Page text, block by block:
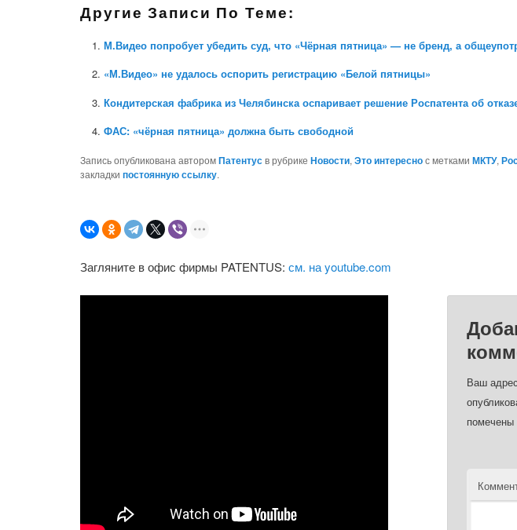
Другие Записи По Теме:
М.Видео попробует убедить суд, что «Чёрная пятница» — не бренд, а
«М.Видео» не удалось оспорить регистрацию «Белой пятницы»
Кондитерская фабрика из Челябинска оспаривает решение Роспатента об
ФАС: «чёрная пятница» должна быть свободной
Запись опубликована авторомПатентусв рубрикеНовости,Это интереснос меткамиМКТУ,
закладкипостоянную ссылку.
Загляните в офис фирмы PATENTUS:см. на youtube.com
Ваш
помечены